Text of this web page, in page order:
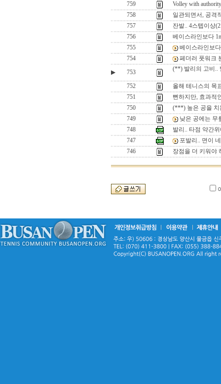
759
Volley with
758
일관되면서, 공격
757
잔발.. 4스텝이상
756
베이스라인보다
755
베이스라인보
754
페더러 풋워크
▶
753 (**) 발리의 고비..
752
올해 테니스의 목
751
뻔하지만, 효과적
750
(***) 높은 공을 치
749
낮은 공에는 무
748
발리.. 타점 약간
747
포발리.. 면이
746
장점을 더 키워야